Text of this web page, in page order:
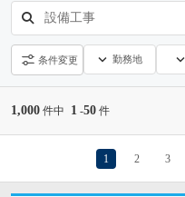
設備工事
条件変更 勤務地
1,000 件中 1 -50 件
1 2 3